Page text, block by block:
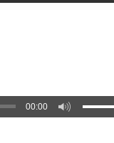
00:00